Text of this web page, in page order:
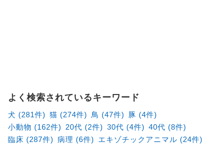
よく検索されているキーワード
犬 (281件) 猫 (274件) 鳥 (47件)
豚 (4件)
小動物 (162件)
20代 (2件) 30代 (4件) 40代 (8件)
臨床 (287件) 病理 (6件)
エキゾチックアニマル (24件)